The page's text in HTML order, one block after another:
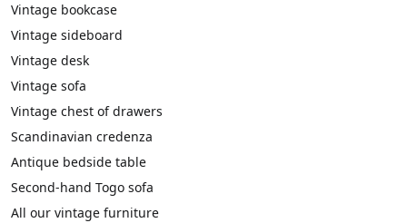
Vintage bookcase
Vintage sideboard
Vintage desk
Vintage sofa
Vintage chest of drawers
Scandinavian credenza
Antique bedside table
Second-hand Togo sofa
All our vintage furniture